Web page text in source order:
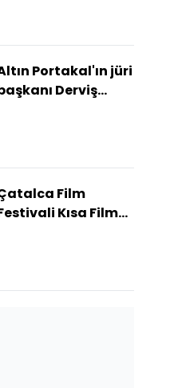
Portakal'ın jüri
Derviş
Film
Kısa Film